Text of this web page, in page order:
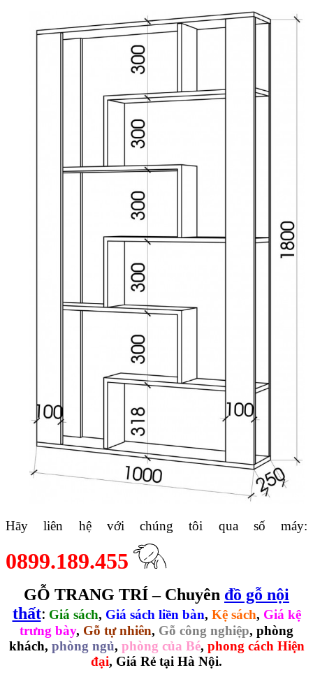
Hãy liên hệ với chúng tôi qua số máy:
0899.189.455
GỖ TRANG TRÍ – Chuyên đồ gỗ nội
thất: Giá sách, Giá sách liền bàn, Kệ sách, Giá kệ
trưng bày, Gỗ tự nhiên, Gỗ công nghiệp, phòng
khách, phòng ngủ, phòng của Bé, phong cách Hiện
đại, Giá Rẻ tại Hà Nội.